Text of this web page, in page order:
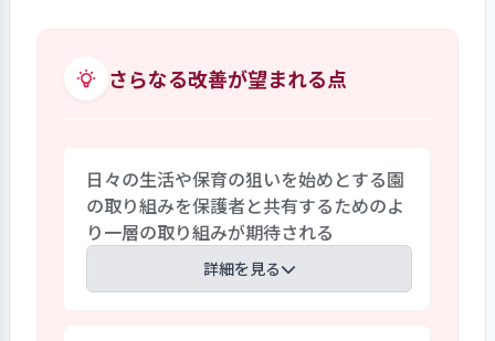
たい」「どんな味なのかな」という食へ
る。様々な食育活動を通じて、子どもの食
日常の遊びや生活面など写真を撮って掲示
程を月日を追って掲示している。外国籍の
ブレットで個別の食事の様子を撮って見せ
たり、保護者会ではクラス全体の様子をビ
デオで上映したり、子どもの成長を保護者
と一緒に共感できるように保育内容の可
視化に積極的に取り組んでいる。
さらなる改善が望まれる点
日々の生活や保育の狙いを始めとする園
の取り組みを保護者と共有するためのよ
り一層の取り組みが期待される
詳細を見る